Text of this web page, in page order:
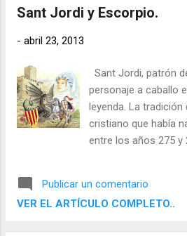
Sant Jordi y Escorpio.
- abril 23, 2013
Sant Jordi, patrón
personaje a caballo
leyenda. La
cristiano que había
entre los años 275 y
Jordi se le han
como el de la
Publicar un comentario
VER EL ARTÍCULO COMPLETO..